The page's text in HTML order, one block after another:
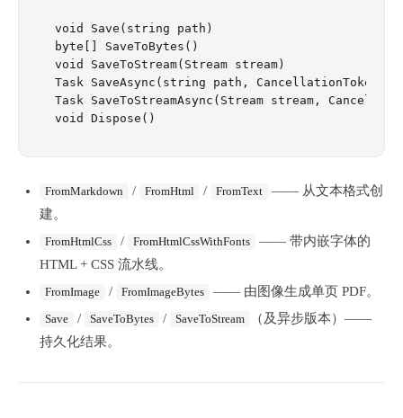
void Save(string path)
byte[] SaveToBytes()
void SaveToStream(Stream stream)
Task SaveAsync(string path, CancellationToken
Task SaveToStreamAsync(Stream stream,
FromMarkdown / FromHtml / FromText
—— 从文本格式创
建。
FromHtmlCss / FromHtmlCssWithFonts
—— 带内嵌字体的
HTML + CSS 流水线。
FromImage / FromImageBytes —— 由图像生成单页 PDF。
Save / SaveToBytes / SaveToStream
（及异步版本）——
持久化结果。